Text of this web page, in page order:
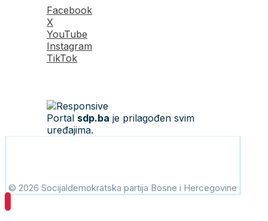
Facebook
X
YouTube
Instagram
TikTok
Portal sdp.ba je prilagođen svim
uređajima.
© 2026 Socijaldemokratska partija Bosne i Hercegovine